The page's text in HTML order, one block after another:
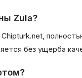
Zula?
без ущерба